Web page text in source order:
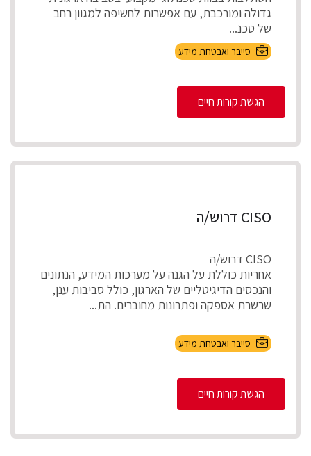
גדולה ומורכבת, עם אפשרות לחשיפה למגוון רחב
של טכנ...
סייבר ואבטחת מידע
הגשת קורות חיים
CISO דרוש/ה
CISO דרוש/ה
אחריות כוללת על הגנה על מערכות המידע, הנתונים
והנכסים הדיגיטליים של הארגון, כולל סביבות ענן,
שרשרת אספקה ופתרונות מחוברים. הת...
סייבר ואבטחת מידע
הגשת קורות חיים